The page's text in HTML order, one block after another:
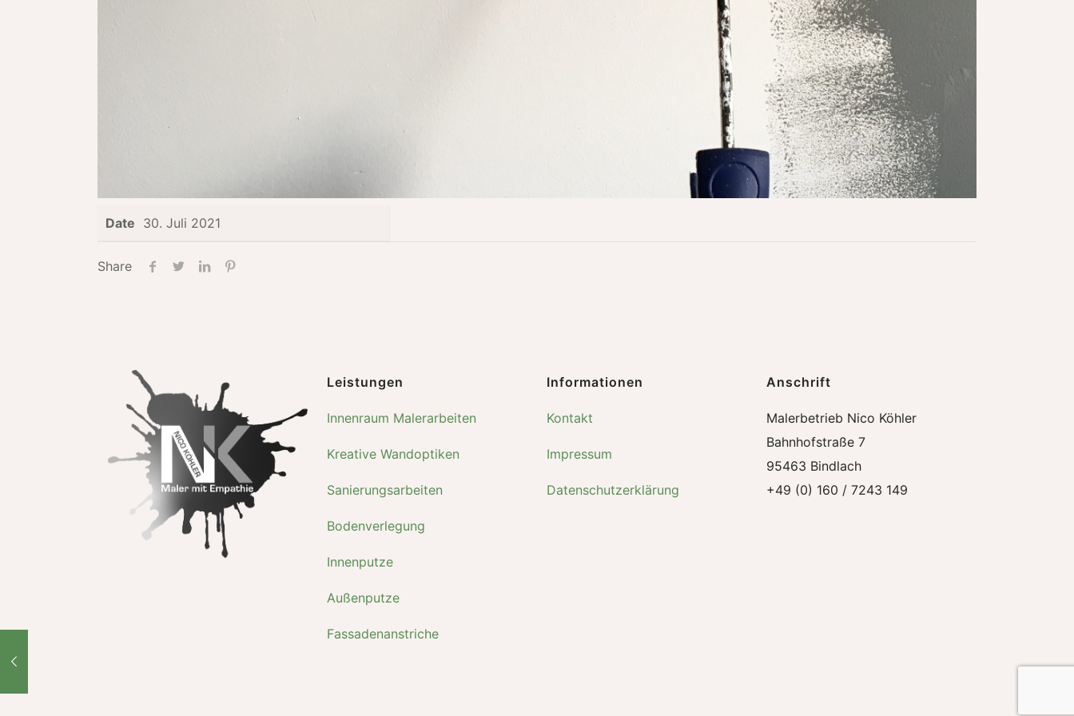
Date 30. Juli 2021
Share
Leistungen
Innenraum Malerarbeiten
Kreative Wandoptiken
Sanierungsarbeiten
Bodenverlegung
Innenputze
Außenputze
Fassadenanstriche
Informationen
Kontakt
Impressum
Datenschutzerklärung
Anschrift
Malerbetrieb Nico Köhler
Bahnhofstraße 7
95463 Bindlach
+49 (0) 160 / 7243 149